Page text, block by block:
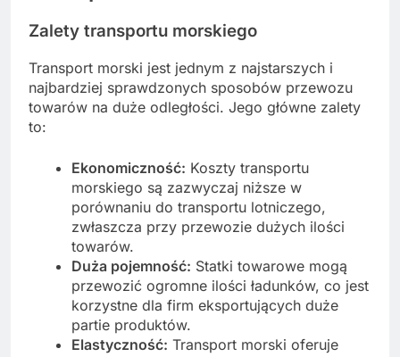
Zalety transportu morskiego
Transport morski jest jednym z najstarszych i
najbardziej sprawdzonych sposobów przewozu
towarów na duże odległości. Jego główne zalety
to:
Ekonomiczność: Koszty transportu
morskiego są zazwyczaj niższe w
porównaniu do transportu lotniczego,
zwłaszcza przy przewozie dużych ilości
towarów.
Duża pojemność: Statki towarowe mogą
przewozić ogromne ilości ładunków, co jest
korzystne dla firm eksportujących duże
partie produktów.
Elastyczność: Transport morski oferuje